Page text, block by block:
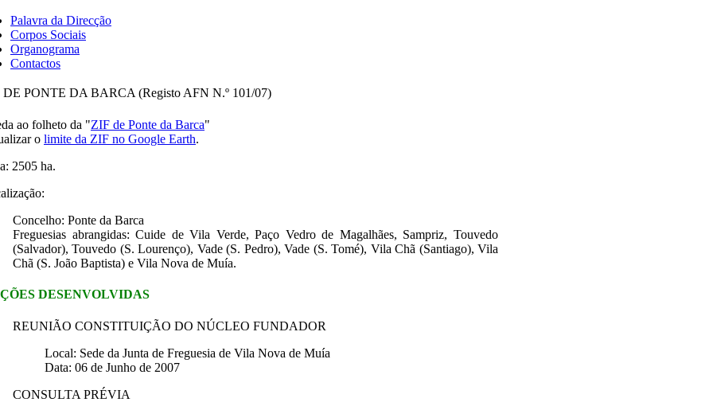
Palavra da Direcção
Corpos Sociais
Organograma
Contactos
PONTE DA BARCA (Registo AFN N.º 101/07)
ao folheto da "ZIF de Ponte da Barca"
o limite da ZIF no Google Earth.
2505 ha.
Concelho: Ponte da Barca
Freguesias abrangidas: Cuide de Vila Verde, Paço Vedro de Magalhães, Sampriz, Touvedo
(Salvador), Touvedo (S. Lourenço), Vade (S. Pedro), Vade (S. Tomé), Vila Chã (Santiago), Vila
Chã (S. João Baptista) e Vila Nova de Muía.
DESENVOLVIDAS
REUNIÃO CONSTITUIÇÃO DO NÚCLEO FUNDADOR
Local: Sede da Junta de Freguesia de Vila Nova de Muía
Data: 06 de Junho de 2007
CONSULTA PRÉVIA